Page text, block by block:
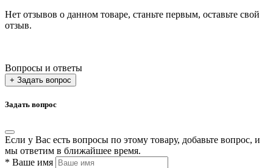
Нет отзывов о данном товаре, станьте первым, оставьте свой
отзыв.
Вопросы и ответы
+ Задать вопрос
Задать вопрос
Если у Вас есть вопросы по этому товару, добавьте вопрос, и
мы ответим в ближайшее время.
* Ваше имя